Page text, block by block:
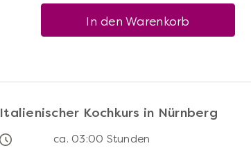
In den Warenkorb
Italienischer Kochkurs in Nürnberg
ca. 03:00 Stunden